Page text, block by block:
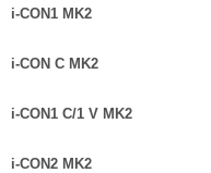
i-CON1 MK2
i-CON C MK2
i-CON1 C/1 V MK2
i-CON2 MK2